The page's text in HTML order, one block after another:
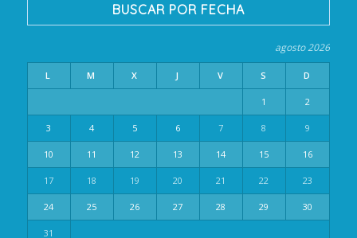
BUSCAR POR FECHA
agosto 2026
L M X J V S D
1 2
3 4 5 6 7 8 9
10 11 12 13 14 15 16
17 18 19 20 21 22 23
24 25 26 27 28 29 30
31